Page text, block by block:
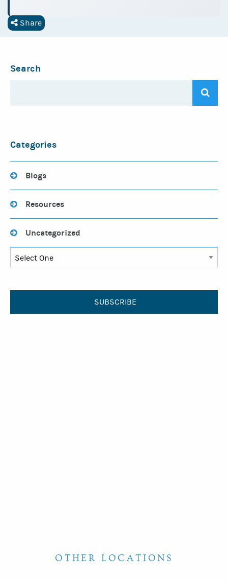
Share
Search
Categories
Blogs
Resources
Uncategorized
SUBSCRIBE
OTHER LOCATIONS